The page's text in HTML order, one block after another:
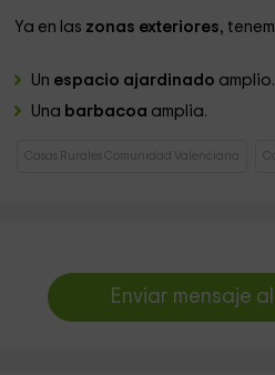
Ya en las zonas exteriores,
Un espacio ajardinado amplio.
Una barbacoa amplia.
Casas Rurales Comunidad Valenciana
Enviar mensaje